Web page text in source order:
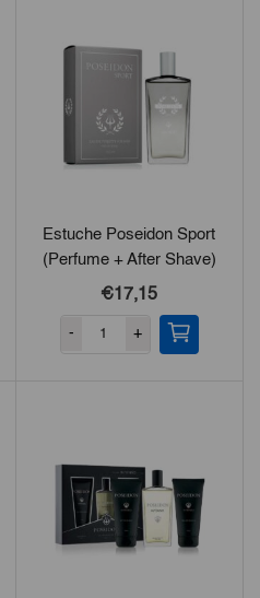
Estuche Poseidon Sport
(Perfume + After Shave)
€17,15
- +